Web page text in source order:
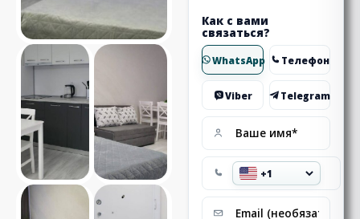
Как с вами
связаться?
WhatsApp Телефон
Viber Telegram